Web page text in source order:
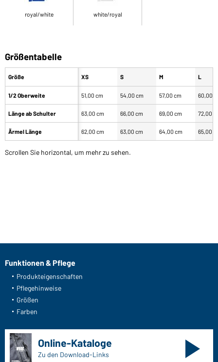
royal/white white/royal
Größentabelle
Größe
1/2 Oberweite
Länge ab Schulter
Ärmel Länge
XS S M L
51,00 cm 54,00 cm 57,00 cm 60,00
63,00 cm 66,00 cm 69,00 cm 72,00
62,00 cm 63,00 cm 64,00 cm 65,00
Scrollen Sie horizontal, um mehr zu sehen.
Funktionen & Pflege
Produkteigenschaften
Pflegehinweise
Größen
Farben
Online-Kataloge
Zu den Download-Links